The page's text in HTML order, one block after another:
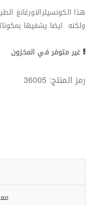
هذا الكونسيلرالاورغانغ
ولكنه ايضا يشفيها
غير متوفر في المخزون
رمز المنتج: 36005